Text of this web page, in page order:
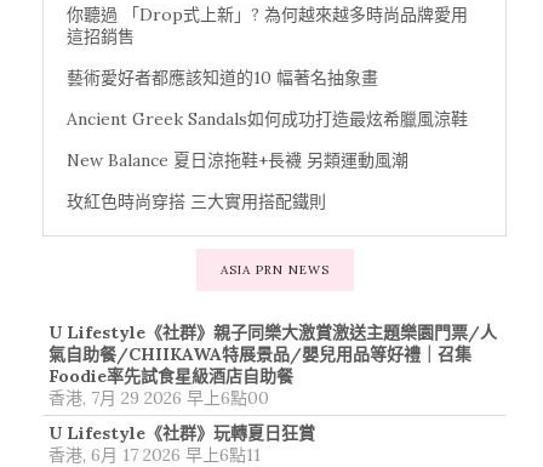
你聽過 「Drop式上新」? 為何越來越多時尚品牌愛用
這招銷售
藝術愛好者都應該知道的10 幅著名抽象畫
Ancient Greek Sandals如何成功打造最炫希臘風涼鞋
New Balance 夏日涼拖鞋+長襪 另類運動風潮
玫紅色時尚穿搭 三大實用搭配鐵則
ASIA PRN NEWS
U Lifestyle《社群》親子同樂大激賞激送主題樂園門票/人
氣自助餐/CHIIKAWA特展景品/嬰兒用品等好禮｜召集
Foodie率先試食星級酒店自助餐
香港, 7月 29 2026 早上6點00
U Lifestyle《社群》玩轉夏日狂賞
香港, 6月 17 2026 早上6點11